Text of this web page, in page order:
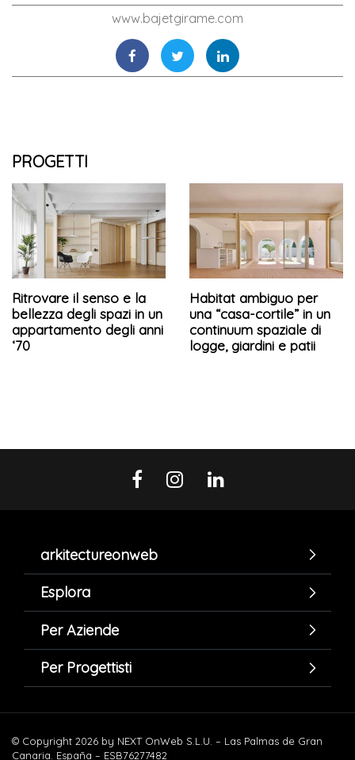
www.bajetgirame.com
PROGETTI
Ritrovare il senso e la
bellezza degli spazi in un
appartamento degli anni
‘70
Habitat ambiguo per
una “casa-cortile” in un
continuum spaziale di
logge, giardini e patii
arkitectureonweb
Esplora
Per Aziende
Per Progettisti
© Copyright 2026 by NEXT OnWeb S.L.U. – Las Palmas de Gran
Canaria. España – ESB76277482